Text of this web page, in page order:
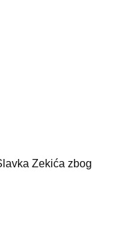
Zekića zbog